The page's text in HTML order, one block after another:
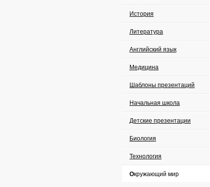
История
Литература
Английский язык
Медицина
Шаблоны презентаций
Начальная школа
Детские презентации
Биология
Технология
Окружающий мир